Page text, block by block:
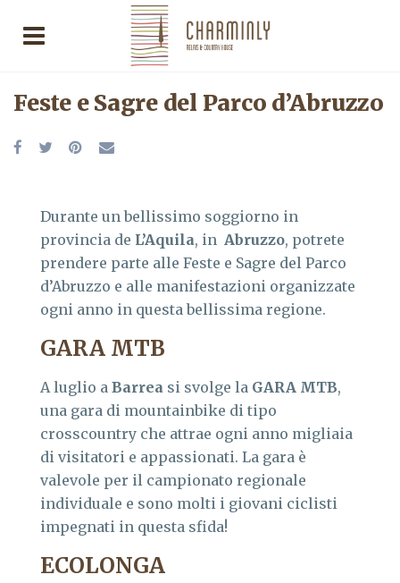
Feste e Sagre del Parco d’Abruzzo
Durante un bellissimo soggiorno in
provincia de L’Aquila, in Abruzzo, potrete
prendere parte alle Feste e Sagre del Parco
d’Abruzzo e alle manifestazioni organizzate
ogni anno in questa bellissima regione.
GARA MTB
A luglio a Barrea si svolge la GARA MTB,
una gara di mountainbike di tipo
crosscountry che attrae ogni anno migliaia
di visitatori e appassionati. La gara è
valevole per il campionato regionale
individuale e sono molti i giovani ciclisti
impegnati in questa sfida!
ECOLONGA